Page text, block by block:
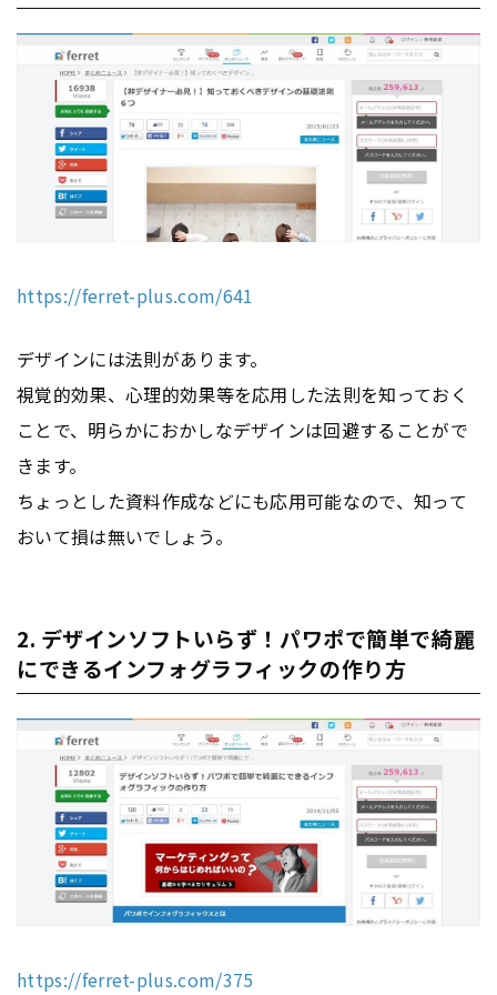
https://ferret-plus.com/641
デザインには法則があります。
視覚的効果、心理的効果等を応用した法則を知っておく
ことで、明らかにおかしなデザインは回避することがで
きます。
ちょっとした資料作成などにも応用可能なので、知って
おいて損は無いでしょう。
2. デザインソフトいらず！パワポで簡単で綺麗
にできるインフォグラフィックの作り方
https://ferret-plus.com/375